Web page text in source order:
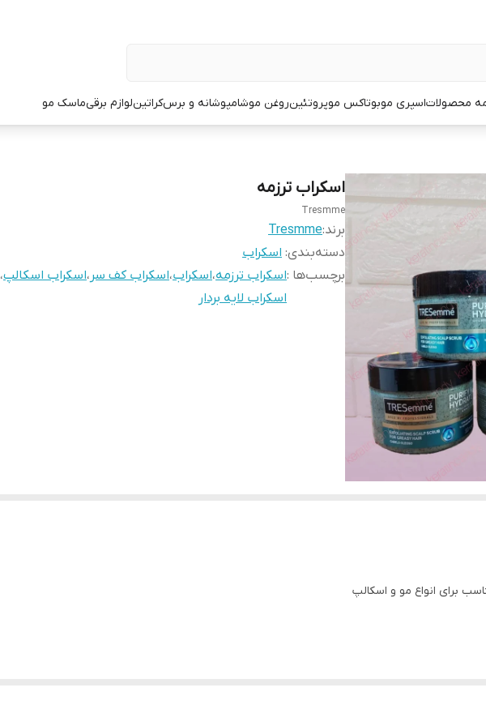
محصولاتاسپری موبوتاکس موپروتئینروغن موشامپوشانه و برسکراتینلوازم برقیماسک مو
اسکراب ترزمه
Tresmme
برند:Tresmme
دسته‌بندی: اسکراب
برچسب‌ها :اسکراب ترزمه،اسکراب،اسکراب کف سر ،اسکراب اسکالپ،
اسکراب لایه بردار
برای انواع مو و اسکالپ